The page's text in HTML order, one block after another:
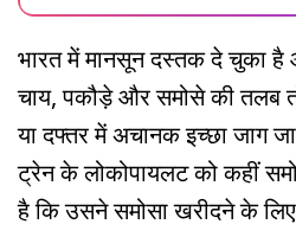
भारत में मानसून दस्तक दे चुका है
चाय, पकौड़े और समोसे की तलब
या दफ्तर में अचानक इच्छा जाग
ट्रेन के लोकोपायलट को कहीं
है कि उसने समोसा खरीदने के